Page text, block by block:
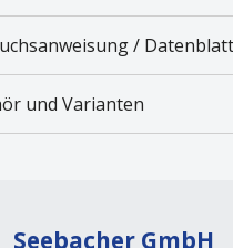
/ Datenblatt
und Varianten
Seebacher GmbH